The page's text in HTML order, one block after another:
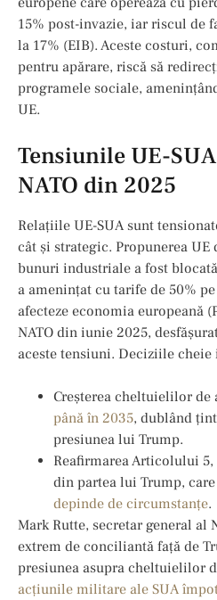
15% post-invazie, iar riscul de
la 17% (EIB). Aceste costuri,
pentru apărare, riscă să
programele sociale,
UE.
Tensiunile UE-
NATO din 2025
Relațiile UE-SUA sunt
cât și strategic. Propunerea UE
bunuri industriale a fost
a amenințat cu tarife de 50%
afecteze economia europeană
NATO din iunie 2025,
aceste tensiuni. Deciziile cheie
Creșterea cheltuielilor de
până în 2035, dublând
presiunea lui Trump.
Reafirmarea Articolului
din partea lui Trump, care
depinde de circumstanțe.
Mark Rutte, secretar general al
extrem de conciliantă față de
presiunea asupra cheltuielilor
acțiunile militare ale SUA